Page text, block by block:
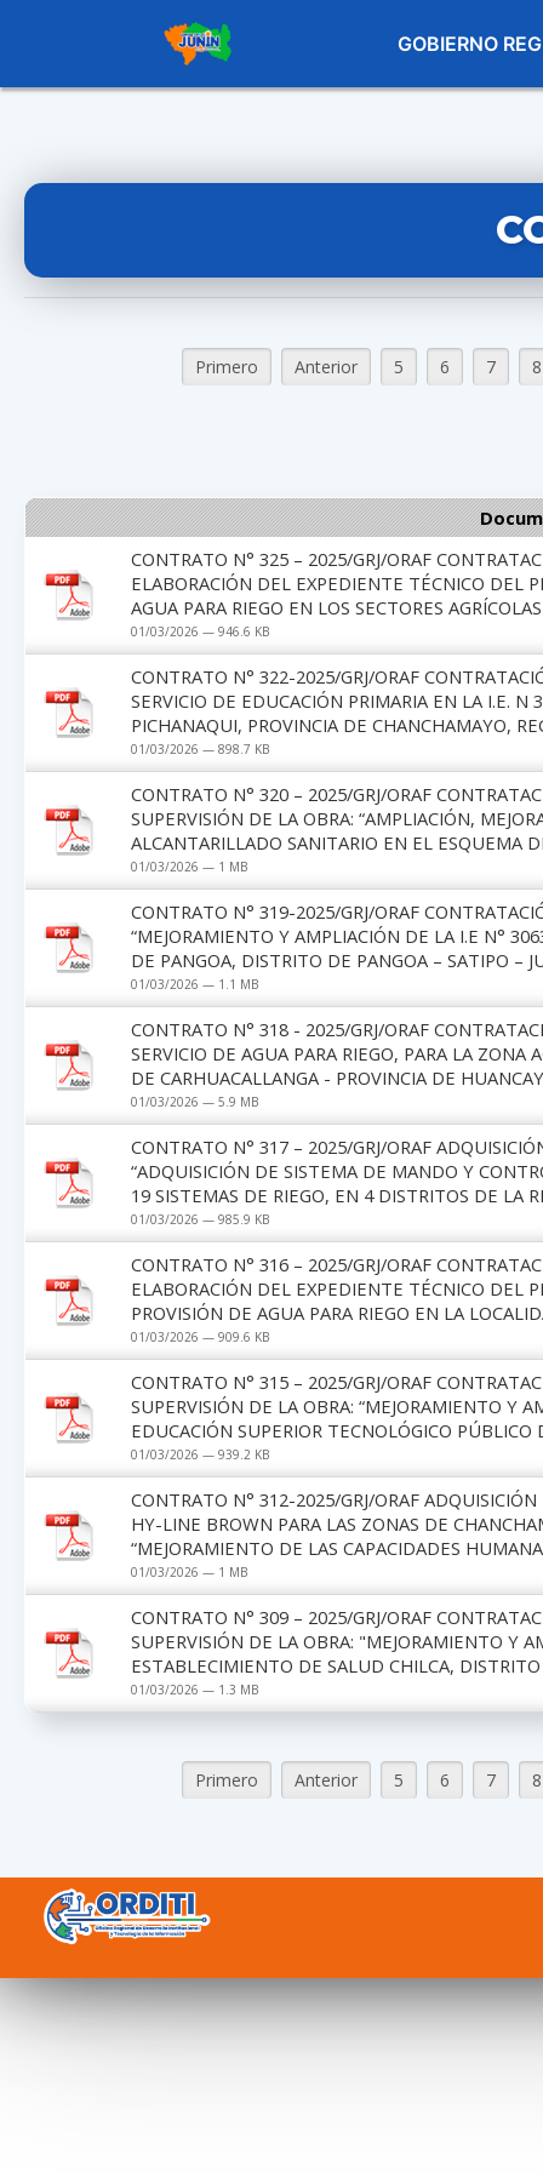
GOBIERNO
Primero Anterior 5 6 7 8
CONTRATO N° 325 – 2025/GRJ/ORAF
ELABORACIÓN DEL EXPEDIENTE TÉCNICO DEL
AGUA PARA RIEGO EN LOS SECTORES
01/03/2026 — 946.6 KB
CONTRATO N° 322-2025/GRJ/ORAF
SERVICIO DE EDUCACIÓN PRIMARIA EN LA I.E.
PICHANAQUI, PROVINCIA DE CHANCHAMAYO,
01/03/2026 — 898.7 KB
CONTRATO N° 320 – 2025/GRJ/ORAF
SUPERVISIÓN DE LA OBRA: “AMPLIACIÓN,
ALCANTARILLADO SANITARIO EN EL ESQUEMA
01/03/2026 — 1 MB
CONTRATO N° 319-2025/GRJ/ORAF
“MEJORAMIENTO Y AMPLIACIÓN DE LA I.E N°
DE PANGOA, DISTRITO DE PANGOA – SATIPO –
01/03/2026 — 1.1 MB
CONTRATO N° 318 - 2025/GRJ/ORAF
SERVICIO DE AGUA PARA RIEGO, PARA LA
DE CARHUACALLANGA - PROVINCIA DE
01/03/2026 — 5.9 MB
CONTRATO N° 317 – 2025/GRJ/ORAF
“ADQUISICIÓN DE SISTEMA DE MANDO Y
19 SISTEMAS DE RIEGO, EN 4 DISTRITOS DE LA
01/03/2026 — 985.9 KB
CONTRATO N° 316 – 2025/GRJ/ORAF
ELABORACIÓN DEL EXPEDIENTE TÉCNICO DEL
PROVISIÓN DE AGUA PARA RIEGO EN LA
01/03/2026 — 909.6 KB
CONTRATO N° 315 – 2025/GRJ/ORAF
SUPERVISIÓN DE LA OBRA: “MEJORAMIENTO Y
EDUCACIÓN SUPERIOR TECNOLÓGICO
01/03/2026 — 939.2 KB
CONTRATO N° 312-2025/GRJ/ORAF
HY-LINE BROWN PARA LAS ZONAS DE
“MEJORAMIENTO DE LAS CAPACIDADES
01/03/2026 — 1 MB
CONTRATO N° 309 – 2025/GRJ/ORAF
SUPERVISIÓN DE LA OBRA: "MEJORAMIENTO Y
ESTABLECIMIENTO DE SALUD CHILCA,
01/03/2026 — 1.3 MB
Primero Anterior 5 6 7 8